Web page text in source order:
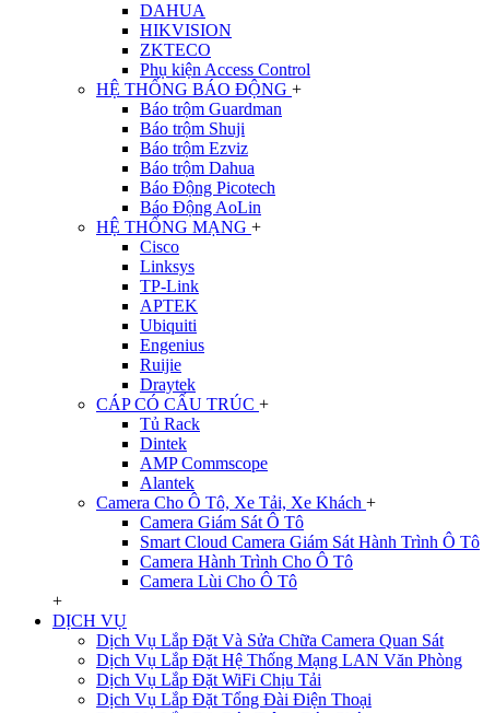
DAHUA
HIKVISION
ZKTECO
Phụ kiện Access Control
HỆ THỐNG BÁO ĐỘNG +
Báo trộm Guardman
Báo trộm Shuji
Báo trộm Ezviz
Báo trộm Dahua
Báo Động Picotech
Báo Động AoLin
HỆ THỐNG MẠNG +
Cisco
Linksys
TP-Link
APTEK
Ubiquiti
Engenius
Ruijie
Draytek
CÁP CÓ CẤU TRÚC +
Tủ Rack
Dintek
AMP Commscope
Alantek
Camera Cho Ô Tô, Xe Tải, Xe Khách +
Camera Giám Sát Ô Tô
Smart Cloud Camera Giám Sát Hành Trình Ô Tô
Camera Hành Trình Cho Ô Tô
Camera Lùi Cho Ô Tô
+
DỊCH VỤ
Dịch Vụ Lắp Đặt Và Sửa Chữa Camera Quan Sát
Dịch Vụ Lắp Đặt Hệ Thống Mạng LAN Văn Phòng
Dịch Vụ Lắp Đặt WiFi Chịu Tải
Dịch Vụ Lắp Đặt Tổng Đài Điện Thoại